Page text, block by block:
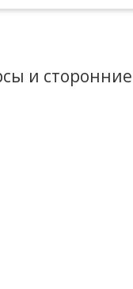
и сторонние